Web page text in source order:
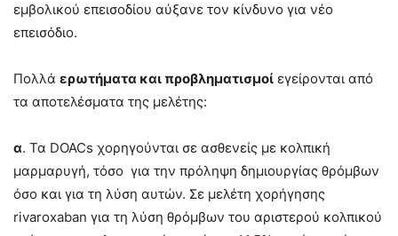
εμβολικού επεισοδίου αύξανε τον κίνδυνο για νέο
επεισόδιο.
Πολλά ερωτήματα και προβληματισμοί εγείρονται από
τα αποτελέσματα της μελέτης:
α. Τα DOACs χορηγούνται σε ασθενείς με κολπική
μαρμαρυγή, τόσο για την πρόληψη δημιουργίας θρόμβων
όσο και για τη λύση αυτών. Σε μελέτη χορήγησης
rivaroxaban για τη λύση θρόμβων του αριστερού κολπικού